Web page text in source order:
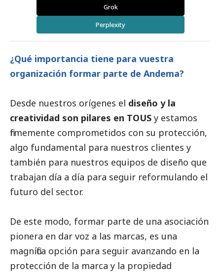
Grok
Perplexity
¿Qué importancia tiene para vuestra
organización formar parte de Andema?
Desde nuestros orígenes el diseño y la
creatividad son pilares en TOUS y estamos
firmemente comprometidos con su protección,
algo fundamental para nuestros clientes y
también para nuestros equipos de diseño que
trabajan día a día para seguir reformulando el
futuro del sector.
De este modo, formar parte de una asociación
pionera en dar voz a las marcas, es una
magnífica opción para seguir avanzando en la
protección de la marca y la propiedad